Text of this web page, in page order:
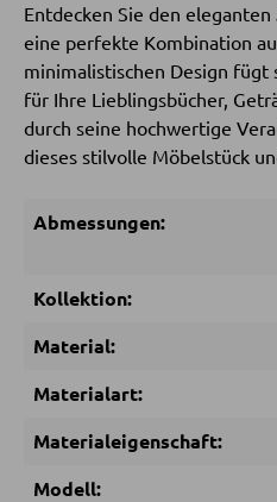
Entdecken Sie den
eine perfekte Kombination
minimalistischen Design fügt
für Ihre Lieblingsbücher,
durch seine hochwertige
dieses stilvolle Möbelstück
Abmessungen:
Kollektion:
Material:
Materialart:
Materialeigenschaft:
Modell: